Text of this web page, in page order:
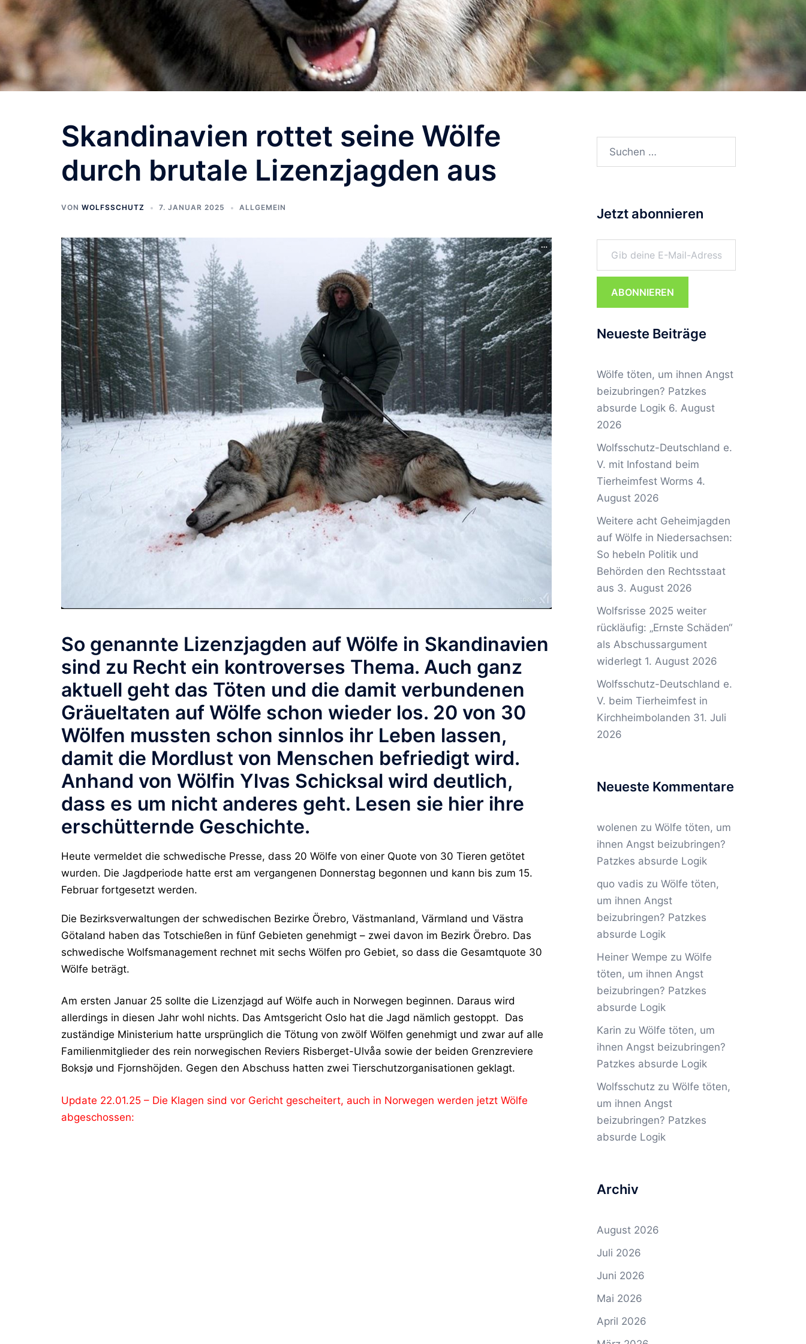
Skandinavien rottet seine Wölfe
durch brutale Lizenzjagden aus
VON WOLFSSCHUTZ 7. JANUAR 2025 ALLGEMEIN
So genannte Lizenzjagden auf Wölfe in Skandinavien
sind zu Recht ein kontroverses Thema. Auch ganz
aktuell geht das Töten und die damit verbundenen
Gräueltaten auf Wölfe schon wieder los. 20 von 30
Wölfen mussten schon sinnlos ihr Leben lassen,
damit die Mordlust von Menschen befriedigt wird.
Anhand von Wölfin Ylvas Schicksal wird deutlich,
dass es um nicht anderes geht. Lesen sie hier ihre
erschütternde Geschichte.
Heute vermeldet die schwedische Presse, dass 20 Wölfe von einer Quote von 30 Tieren getötet
wurden. Die Jagdperiode hatte erst am vergangenen Donnerstag begonnen und kann bis zum 15.
Februar fortgesetzt werden.
Die Bezirksverwaltungen der schwedischen Bezirke Örebro, Västmanland, Värmland und Västra
Götaland haben das Totschießen in fünf Gebieten genehmigt – zwei davon im Bezirk Örebro. Das
schwedische Wolfsmanagement rechnet mit sechs Wölfen pro Gebiet, so dass die Gesamtquote 30
Wölfe beträgt.
Am ersten Januar 25 sollte die Lizenzjagd auf Wölfe auch in Norwegen beginnen. Daraus wird
allerdings in diesen Jahr wohl nichts. Das Amtsgericht Oslo hat die Jagd nämlich gestoppt. Das
zuständige Ministerium hatte ursprünglich die Tötung von zwölf Wölfen genehmigt und zwar auf alle
Familienmitglieder des rein norwegischen Reviers Risberget-Ulvåa sowie der beiden Grenzreviere
Boksjø und Fjornshöjden. Gegen den Abschuss hatten zwei Tierschutzorganisationen geklagt.
Update 22.01.25 – Die Klagen sind vor Gericht gescheitert, auch in Norwegen werden jetzt Wölfe
abgeschossen:
Suchen
Jetzt abonnieren
Gib deine E-Mail-Adresse ein ...
ABONNIEREN
Neueste Beiträge
Wölfe töten, um ihnen Angst
beizubringen? Patzkes
absurde Logik 6. August
2026
Wolfsschutz-Deutschland e.
V. mit Infostand beim
Tierheimfest Worms 4.
August 2026
Weitere acht Geheimjagden
auf Wölfe in Niedersachsen:
So hebeln Politik und
Behörden den Rechtsstaat
aus 3. August 2026
Wolfsrisse 2025 weiter
rückläufig: „Ernste Schäden“
als Abschussargument
widerlegt 1. August 2026
Wolfsschutz-Deutschland e.
V. beim Tierheimfest in
Kirchheimbolanden 31. Juli
2026
Neueste Kommentare
wolenen zu Wölfe töten, um
ihnen Angst beizubringen?
Patzkes absurde Logik
quo vadis zu Wölfe töten,
um ihnen Angst
beizubringen? Patzkes
absurde Logik
Heiner Wempe zu Wölfe
töten, um ihnen Angst
beizubringen? Patzkes
absurde Logik
Karin zu Wölfe töten, um
ihnen Angst beizubringen?
Patzkes absurde Logik
Wolfsschutzzu Wölfe töten,
um ihnen Angst
beizubringen? Patzkes
absurde Logik
Archiv
August 2026
Juli 2026
Juni 2026
Mai 2026
April 2026